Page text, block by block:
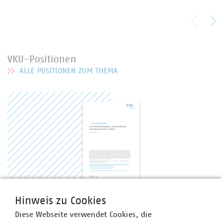
VKU-Positionen
MEHR ZU VKU-POSITIONEN
ALLE POSITIONEN ZUM THEMA
VKU-Stellungnahme
VKU-Stellungnahme zum Orientierungspapier
Hinweis zu Cookies
Diese Webseite verwendet Cookies, die